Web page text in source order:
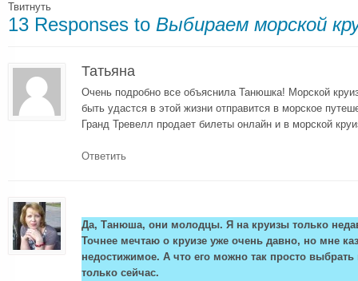
Твитнуть
13 Responses to Выбираем морской
Татьяна
Очень подробно все объяснила Танюшка! Морской
быть удастся в этой жизни отправится в морское
Гранд Тревелл продает билеты онлайн и в морской
Ответить
Да, Танюша, они молодцы. Я на круизы только
Точнее мечтаю о круизе уже очень давно, но мне
недостижимое. А что его можно так просто выбрать
только сейчас.